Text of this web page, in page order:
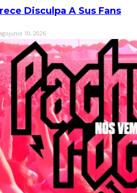
Disculpa A Sus Fans
junio 10, 2026